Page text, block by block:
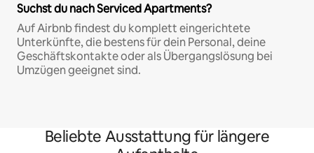
Suchst du nach Serviced Apartments?
Auf Airbnb findest du komplett eingerichtete
Unterkünfte, die bestens für dein Personal, deine
Geschäftskontakte oder als Übergangslösung bei
Umzügen geeignet sind.
Beliebte Ausstattung für längere